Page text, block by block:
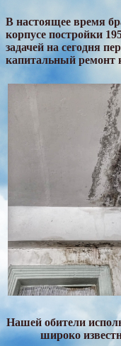
В настоящее время
корпусе постройки
задачей на сегодня
капитальный ремонт
Нашей обители
широко